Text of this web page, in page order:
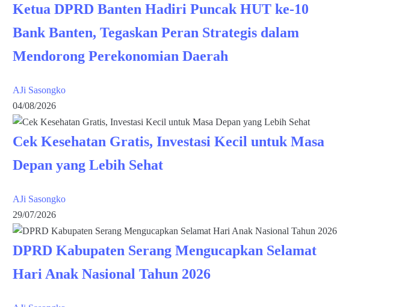
Ketua DPRD Banten Hadiri Puncak HUT ke-10
Bank Banten, Tegaskan Peran Strategis dalam
Mendorong Perekonomian Daerah
AJi Sasongko
04/08/2026
Cek Kesehatan Gratis, Investasi Kecil untuk Masa
Depan yang Lebih Sehat
AJi Sasongko
29/07/2026
DPRD Kabupaten Serang Mengucapkan Selamat
Hari Anak Nasional Tahun 2026